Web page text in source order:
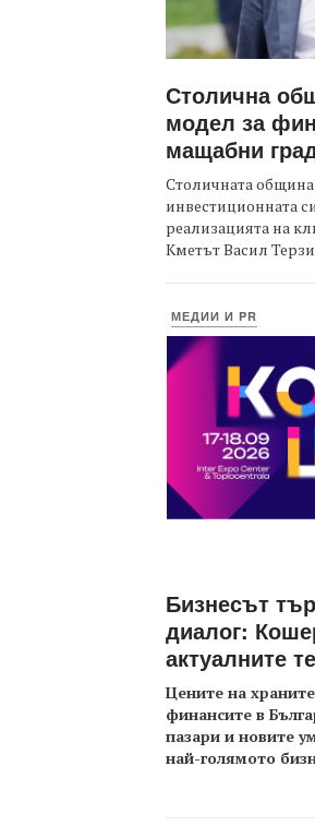
Столична
модел за
мащабни
Столичната
инвестиционната
реализацията на
Кметът Васил
МЕДИИ И PR
Бизнесът
диалог:
актуалните
Цените на
финансите в
пазари и новите
най-голямото